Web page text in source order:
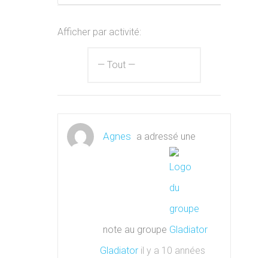
Afficher par activité:
Agnes a adressé une
note au groupe
Gladiator il y a 10 années